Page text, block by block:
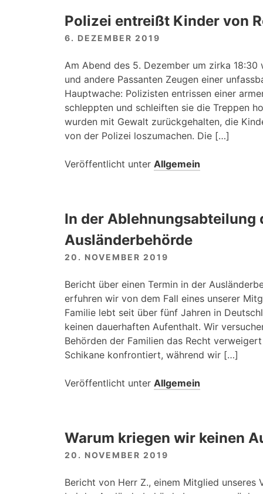
Polizei entreißt Kinder von
6. DEZEMBER 2019
Am Abend des 5. Dezember um zirka
und andere Passanten Zeugen einer
Hauptwache: Polizisten entrissen einer
schleppten und schleiften sie die Treppen
wurden mit Gewalt zurückgehalten, die
von der Polizei loszumachen. Die […]
Veröffentlicht unter Allgemein
In der Ablehnungsabteilung
Ausländerbehörde
20. NOVEMBER 2019
Bericht über einen Termin in der
erfuhren wir von dem Fall eines unserer
Familie lebt seit über fünf Jahren in
keinen dauerhaften Aufenthalt. Wir
Behörden der Familien das Recht
Schikane konfrontiert, während wir […]
Veröffentlicht unter Allgemein
Warum kriegen wir keinen
20. NOVEMBER 2019
Bericht von Herr Z., einem Mitglied unseres